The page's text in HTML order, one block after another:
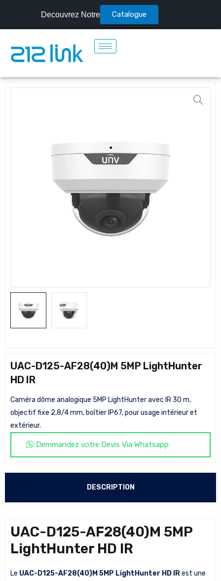
Decouvrez Notre Catalogue
UAC-D125-AF28(40)M 5MP LightHunter
HD IR
Caméra dôme analogique 5MP LightHunter avec IR 30 m,
objectif fixe 2,8/4 mm, boîtier IP67, pour usage intérieur et
extérieur.
Demmandez votre Devis Via Whatsapp
DESCRIPTION
UAC-D125-AF28(40)M 5MP
LightHunter HD IR
Le UAC-D125-AF28(40)M 5MP LightHunter HD IRest une